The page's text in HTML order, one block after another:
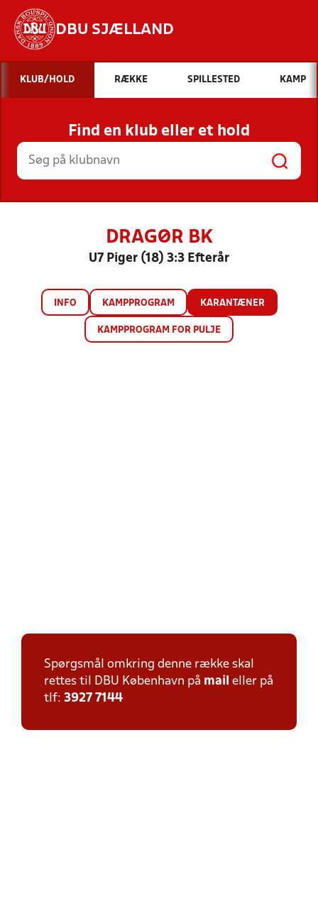
DBU SJÆLLAND
Hvad vil du søge efter?
INDHOLD OG NYHEDER
STILLINGER, RESULTATER, KLUBBER OG
HOLD
KLUB/HOLD RÆKKE SPILLESTED KAMP
Find en klub eller et hold
DRAGØR BK
U7 Piger (18) 3:3 Efterår
INFO KAMPPROGRAM KARANTÆNER
KAMPPROGRAM FOR PULJE
Spørgsmål omkring denne række skal
rettes til DBU København på mail eller på
tlf: 3927 7144